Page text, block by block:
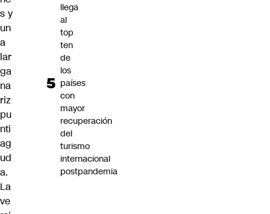
s y
un
a
lar
ga
na
riz
pu
nti
ag
ud
a.
La
ve
llega
al
top
ten
de
los
países
con
mayor
recuperación
del
turismo
internacional
postpandemia